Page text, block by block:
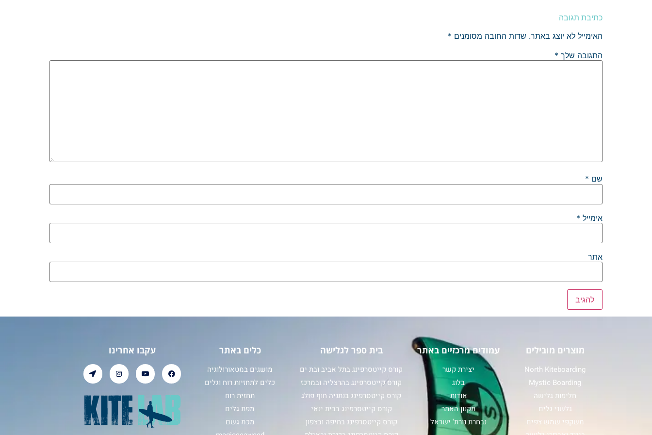
כתיבת תגובה
האימייל לא יוצג באתר. שדות החובה מסומנים *
התגובה שלך *
שם *
אימייל *
אתר
מוצרים מובילים
North Kiteboarding
Mystic Boarding
חליפות גלישה
גלשני גלים
משקפי שמש צפים
עמודים מרכזיים באתר
יצירת קשר
בלוג
אודות
תקנון האתר
נבחרת נורת' ישראל
בית ספר לגלישה
קורס קייטסרפינג בתל אביב ובת ים
קורס קייטסרפינג בהרצליה ובמרכז
קורס קייטסרפינג בנתניה חוף פולג
קורס קייטסרפינג בבית ינאי
קורס קייטסרפינג בחיפה ובצפון
כלים באתר
מושגים במטאורולוגיה
כלים לתחזיות רוח וגלים
תחזית רוח
מפת גלים
מכמ גשם
עקבו אחרינו